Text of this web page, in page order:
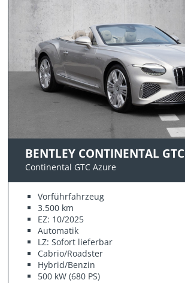
BENTLEY CONTINENTAL GTC
Continental GTC Azure
Vorführfahrzeug
3.500 km
EZ: 10/2025
Automatik
LZ: Sofort lieferbar
Cabrio/Roadster
Hybrid/Benzin
500 kW (680 PS)